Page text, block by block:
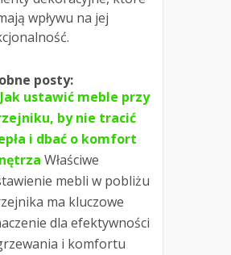
wpływu na jej
posty:
Jak ustawić meble przy
by nie tracić
i dbać o komfort
Właściwe
mebli w pobliżu
ma kluczowe
dla efektywności
i komfortu